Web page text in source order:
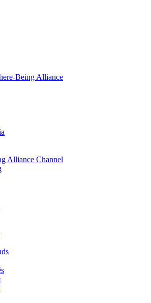
Alliance Channel